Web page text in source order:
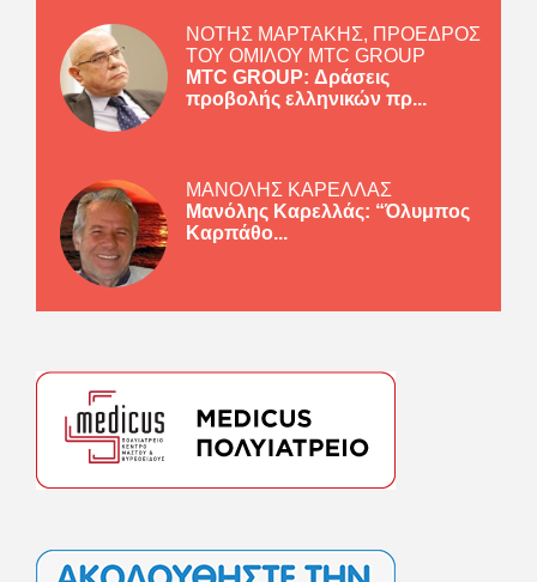
ΝΟΤΗΣ ΜΑΡΤΑΚΗΣ, ΠΡΟΕΔΡΟΣ
ΤΟΥ ΟΜΙΛΟΥ MTC GROUP
MTC GROUP: Δράσεις
προβολής ελληνικών πρ...
ΜΑΝΟΛΗΣ ΚΑΡΕΛΛΑΣ
Μανόλης Καρελλάς: “Όλυμπος
Καρπάθο...